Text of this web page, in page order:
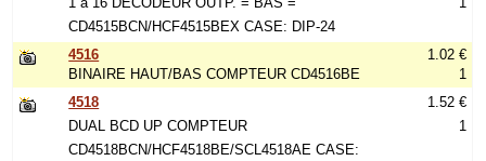
CD4515BCN/HCF4515BEX CASE: DIP-24
4516
BINAIRE HAUT/BAS COMPTEUR CD4516BE
1.02 €
1
4518
DUAL BCD UP COMPTEUR
CD4518BCN/HCF4518BE/SCL4518AE CASE:
1.52 €
1